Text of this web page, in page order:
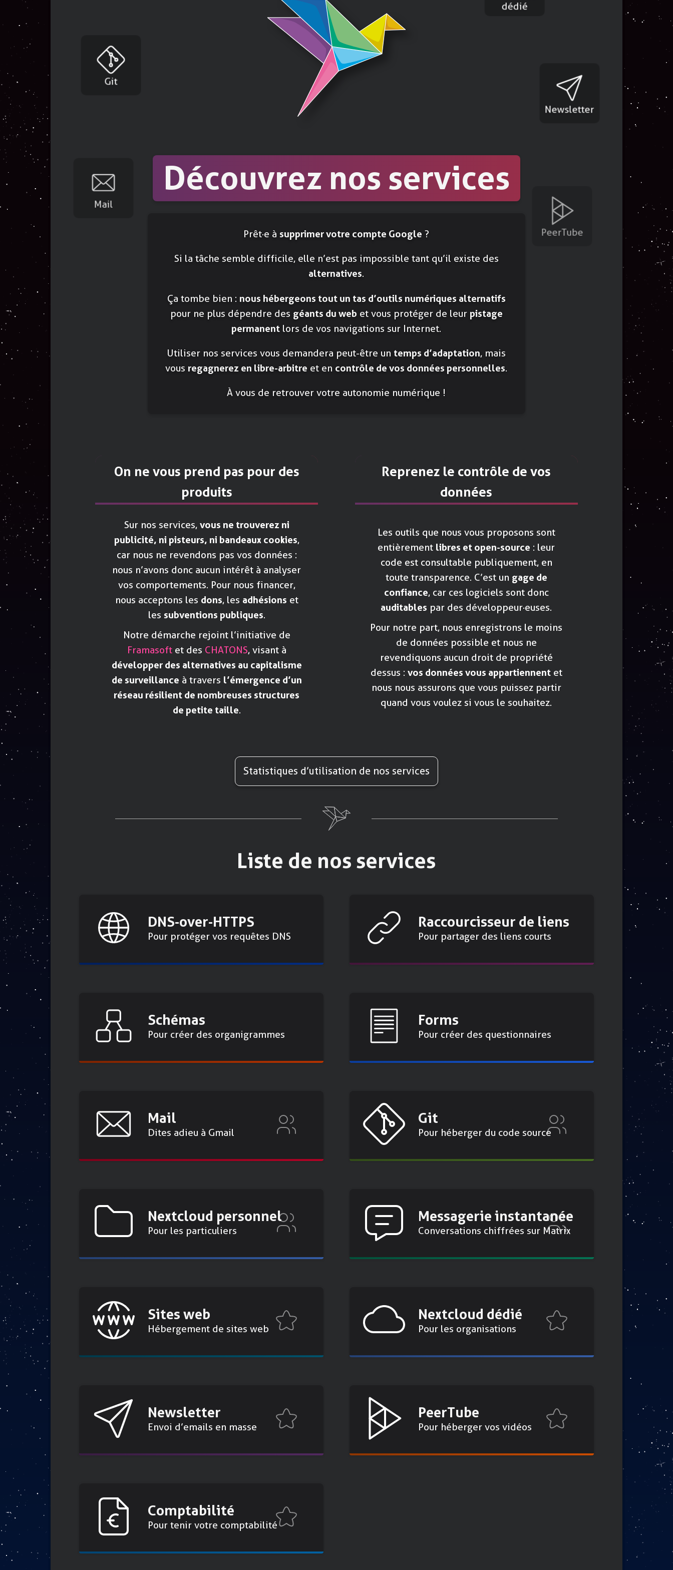
Pour tenir votre comptabilité
Mail
Git
Nextcloud
Découvrez nos services
Prêt·e à supprimer votre compte Google ?
Si la tâche semble difficile, elle n’est pas impossible tant qu’il existe des
alternatives.
Ça tombe bien : nous hébergeons tout un tas d’outils numériques alternatifs
pour ne plus dépendre des géants du web et vous protéger de leur pistage
permanent lors de vos navigations sur Internet.
Utiliser nos services vous demandera peut-être un temps d’adaptation, mais
vous regagnerez en libre-arbitre et en contrôle de vos données personnelles.
À vous de retrouver votre autonomie numérique !
On ne vous prend pas pour des
produits
Sur nos services, vous ne trouverez ni
publicité, ni pisteurs, ni bandeaux cookies,
car nous ne revendons pas vos données :
nous n’avons donc aucun intérêt à analyser
vos comportements. Pour nous financer,
nous acceptons les dons, les adhésions et
les subventions publiques.
Notre démarche rejoint l’initiative de
Framasoftet des CHATONS, visant à
développer des alternatives au capitalisme
de surveillance à travers l’émergence d’un
réseau résilient de nombreuses structures
de petite taille.
Reprenez le contrôle de vos
données
Les outils que nous vous proposons sont
entièrement libres et open-source : leur
code est consultable publiquement, en
toute transparence. C’est un gage de
confiance, car ces logiciels sont donc
auditables par des développeur·euses.
Pour notre part, nous enregistrons le moins
de données possible et nous ne
revendiquons aucun droit de propriété
dessus : vos données vous appartiennentet
nous nous assurons que vous puissez partir
quand vous voulez si vous le souhaitez.
Statistiques d’utilisation de nos services
Liste de nos services
DNS-over-HTTPS
Pour protéger vos requêtes DNS
Raccourcisseur de liens
Pour partager des liens courts
Schémas
Pour créer des organigrammes
Forms
Pour créer des questionnaires
Mail
Dites adieu à Gmail
Git
Pour héberger du code source
Nextcloud personnel
Pour les particuliers
Messagerie instantanée
Conversations chiffrées sur Matrix
Sites web
Hébergement de sites web
Nextcloud dédié
Pour les organisations
Newsletter
Envoi d’emails en masse
PeerTube
Pour héberger vos vidéos
Comptabilité
Pour tenir votre comptabilité